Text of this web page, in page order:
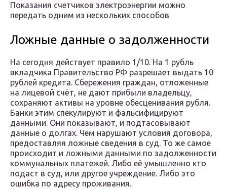
Показания счетчиков электроэнергии можно
передать одним из нескольких способов
Ложные данные о задолженности
На сегодня действует правило 1/10. На 1 рубль
вкладчика Правительство РФ разрешает выдать 10
рублей кредита. Сбережения граждан, отложенные
на лицевой счёт, не дают прибыли владельцу,
сохраняют активы на уровне обесценивания рубля.
Банки этим спекулируют и фальсифицируют
данными. Они показывают, и подтасовывают
данные о долгах. Чем нарушают условия договора,
предоставляя ложные сведения в суд. То же самое
происходит и ложными данными по задолженности
коммунальных платежей. Либо её умышленно кто
подаст в суд, или другое учреждение. Либо это
ошибка по адресу проживания.